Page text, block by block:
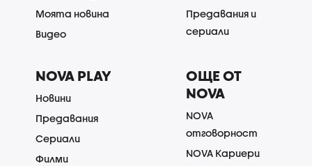
Моята новина
Видео
Предавания и
сериали
NOVA PLAY
Новини
Предавания
Сериали
Филми
ОЩЕ ОТ
NOVA
NOVA
отговорност
NOVA Кариери